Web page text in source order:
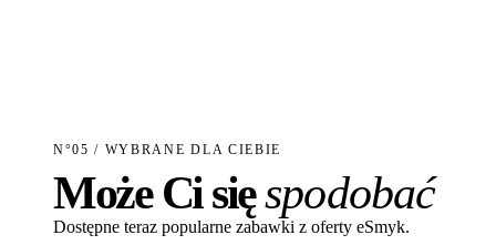
N°05 / WYBRANE DLA CIEBIE
Może Ci sięspodobać
Dostępne teraz popularne zabawki z oferty eSmyk.